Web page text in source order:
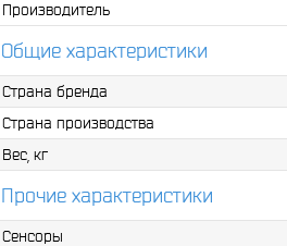
Производитель
Общие характеристики
Страна бренда
Страна производства
Вес, кг
Прочие характеристики
Сенсоры